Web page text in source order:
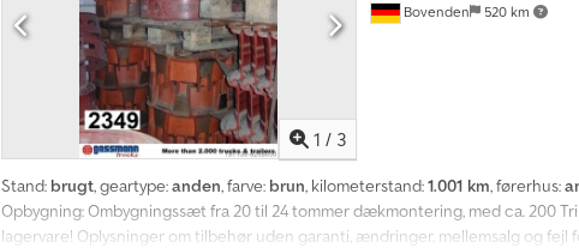
1 / 3
Bovenden 520 km
Stand: brugt, geartype:anden, farve: brun, kilometerstand:1.001 km, førerhus:
Opbygning: Ombygningssæt fra 20 til 24 tommer dækmontering, med ca. 200
lagervare! Oplysninger om tilbehør uden garanti, ændringer, mellemsalg og fejl